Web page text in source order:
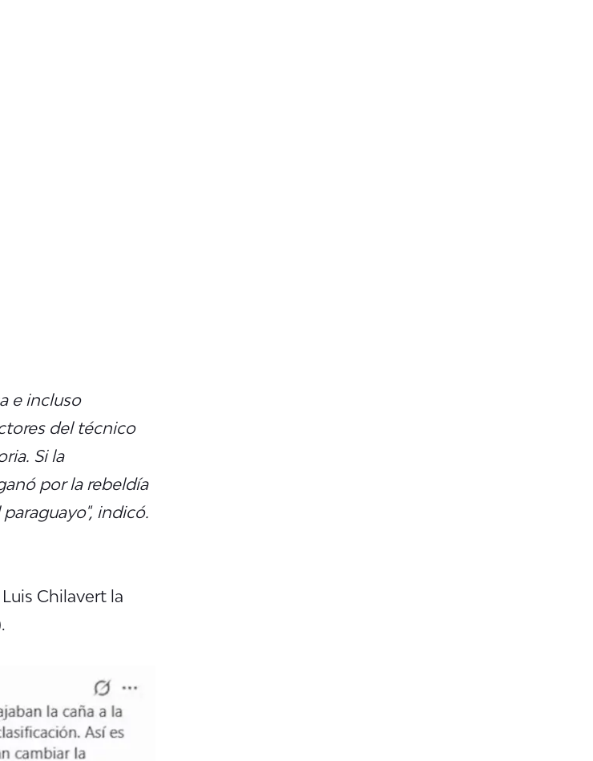
e incluso
del técnico
Si la
por la rebeldía
", indicó.
Chilavert la